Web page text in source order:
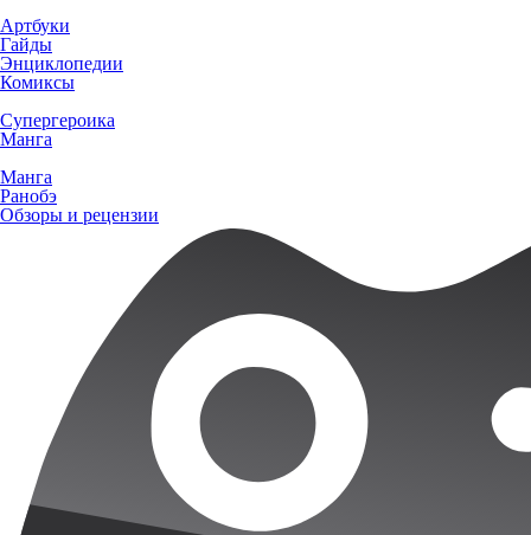
Артбуки
Гайды
Энциклопедии
Комиксы
Супергероика
Манга
Манга
Ранобэ
Обзоры и рецензии